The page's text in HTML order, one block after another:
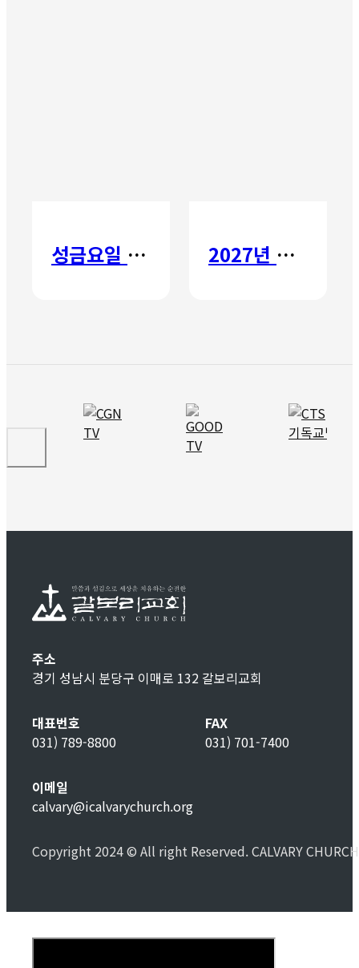
성금요일 칸타타 2027년 갈보리 어학원 유치부 신입생 모집
주소
경기 성남시 분당구 이매로 132 갈보리교회
대표번호
031) 789-8800
FAX
031) 701-7400
이메일
calvary@icalvarychurch.org
Copyright 2024 © All right Reserved. CALVARY CHURCH